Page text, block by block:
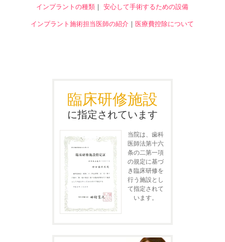
インプラントの種類 ｜ 安心して手術するための設備
インプラント施術担当医師の紹介 ｜ 医療費控除について
臨床研修施設
に指定されています
当院は、歯科
医師法第十六
条の二第一項
の規定に基づ
き臨床研修を
行う施設とし
て指定されて
います。